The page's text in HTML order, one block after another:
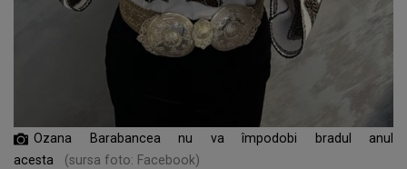
Ozana Barabancea nu va împodobi bradul anul
acesta
(sursa foto: Facebook)